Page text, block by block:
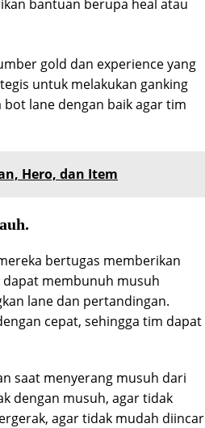
bantuan berupa heal atau
gold dan experience yang
untuk melakukan ganking
lane dengan baik agar tim
Hero, dan Item
bertugas memberikan
dapat membunuh musuh
lane dan pertandingan.
cepat, sehingga tim dapat
saat menyerang musuh dari
dengan musuh, agar tidak
agar tidak mudah diincar